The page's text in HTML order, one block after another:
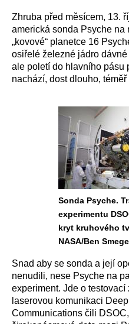
Zhruba před měsícem, 13.
americká sonda Psyche na
„kovové“ planetce 16
osiřelé železné jádro
ale poletí do hlavního pásu
nachází, dost dlouho, téměř
Sonda Psyche.
experimentu
kryt kruhového
NASA/Ben
Snad aby se sonda a její
nenudili, nese Psyche na
experiment. Jde o
laserovou komunikaci
Communications čili